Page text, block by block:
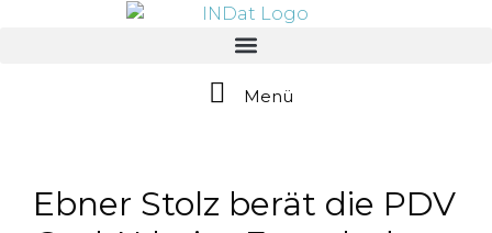
Menü
Ebner Stolz berät die PDV